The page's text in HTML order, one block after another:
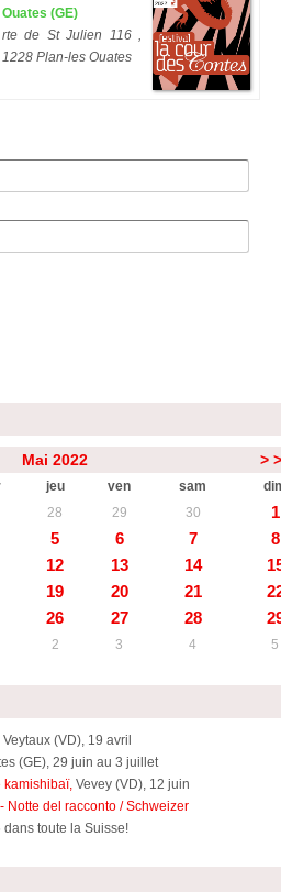
Ouates (GE)
rte de St Julien 116 ,
1228 Plan-les Ouates
Mai 2022 >
jeu ven sam
28 29 30
1
5 6 7
8
12 13 14
19 20 21
26 27 28
2 3 4 5
Veytaux (VD), 19 avril
(GE), 29 juin au 3 juillet
kamishibaï, Vevey (VD), 12 juin
Notte del racconto / Schweizer
toute la Suisse!